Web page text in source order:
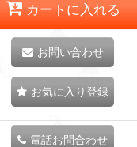
カートに入れる
お問い合わせ
お気に入り登録
電話お問合わせ